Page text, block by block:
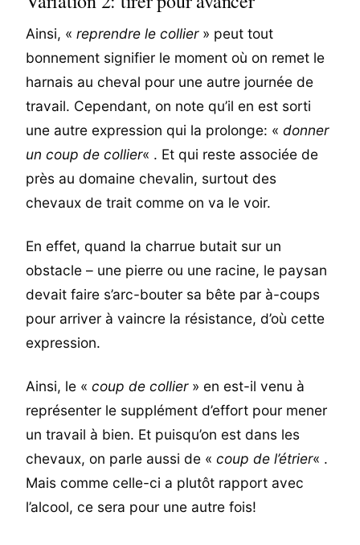
Ainsi, « reprendre le collier» peut tout
bonnement signifier le moment où on remet le
harnais au cheval pour une autre journée de
travail. Cependant, on note qu’il en est sorti
une autre expression qui la prolonge: « donner
un coup de collier« . Et qui reste associée de
près au domaine chevalin, surtout des
chevaux de trait comme on va le voir.
En effet, quand la charrue butait sur un
obstacle – une pierre ou une racine, le paysan
devait faire s’arc-bouter sa bête par à-coups
pour arriver à vaincre la résistance, d’où cette
expression.
Ainsi, le « coup de collier» en est-il venu à
représenter le supplément d’effort pour mener
un travail à bien. Et puisqu’on est dans les
chevaux, on parle aussi de « coup de l’étrier« .
Mais comme celle-ci a plutôt rapport avec
l’alcool, ce sera pour une autre fois!